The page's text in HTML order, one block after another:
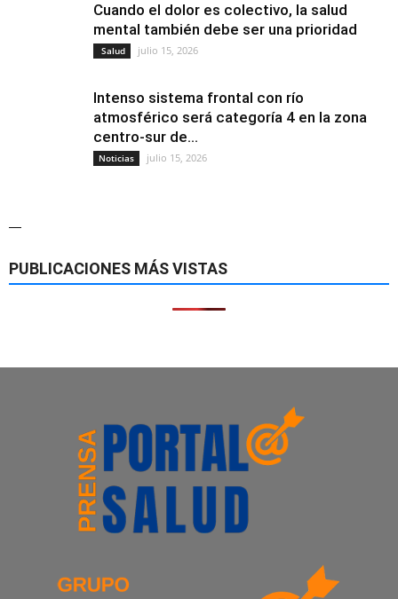
Cuando el dolor es colectivo, la salud
mental también debe ser una prioridad
Salud julio 15, 2026
Intenso sistema frontal con río
atmosférico será categoría 4 en la zona
centro-sur de...
Noticias julio 15, 2026
—
PUBLICACIONES MÁS VISTAS